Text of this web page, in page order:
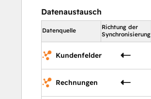
Datenaustausch
Datenquelle
Richtung der
Synchronisierung
Kundenfelder
Rechnungen